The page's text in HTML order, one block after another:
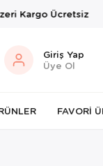
Kargo Ücretsiz
Giriş Yap
Üye Ol
FAVORI